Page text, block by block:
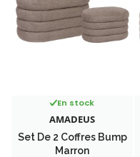
En stock
AMADEUS
Set De 2 Coffres Bump
Marron